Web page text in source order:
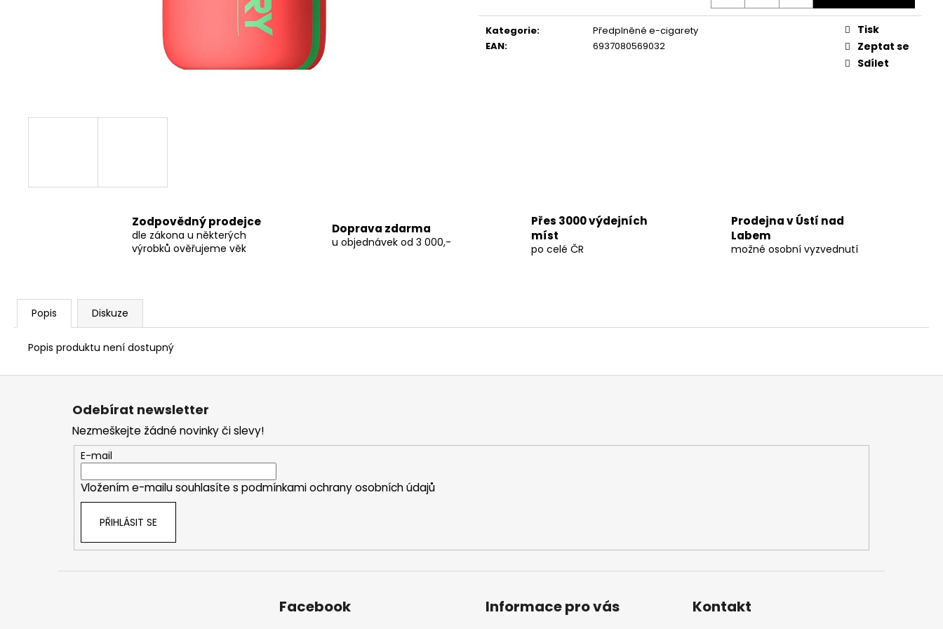
cena:
Kategorie:
Předplněné e-cigarety
EAN: 6937080569032
Tisk
Zeptat se
Sdílet
Zodpovědný prodejce
dle zákona u některých
výrobků ověřujeme věk
Doprava zdarma
u objednávek od 3 000,-
Přes 3000 výdejních
míst
po celé ČR
Prodejna v Ústí nad
Labem
možné osobní vyzvednutí
Popis Diskuze
Popis produktu není dostupný
150 Kč
THC-X PLUTONIUM 30%
Původně:250 Kč
Z
Odebírat newsletter
Nezmeškejte žádné novinky či slevy!
E-mail
Vložením e-mailu souhlasíte s podmínkami ochrany osobních údajů
PŘIHLÁSIT SE
Facebook Informace pro vás Kontakt